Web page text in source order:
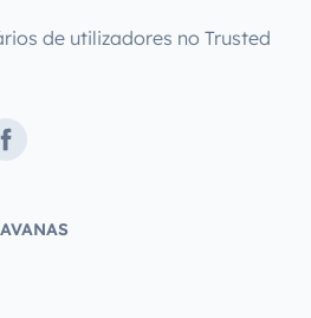
de utilizadores no Trusted
Facebook